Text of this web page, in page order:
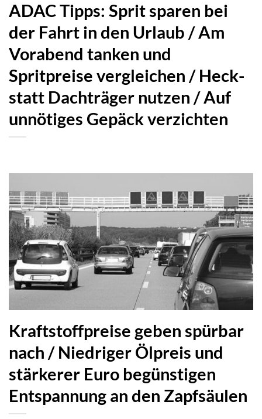
ADAC Tipps: Sprit sparen bei
der Fahrt in den Urlaub / Am
Vorabend tanken und
Spritpreise vergleichen / Heck-
statt Dachträger nutzen / Auf
unnötiges Gepäck verzichten
Kraftstoffpreise geben spürbar
nach / Niedriger Ölpreis und
stärkerer Euro begünstigen
Entspannung an den Zapfsäulen